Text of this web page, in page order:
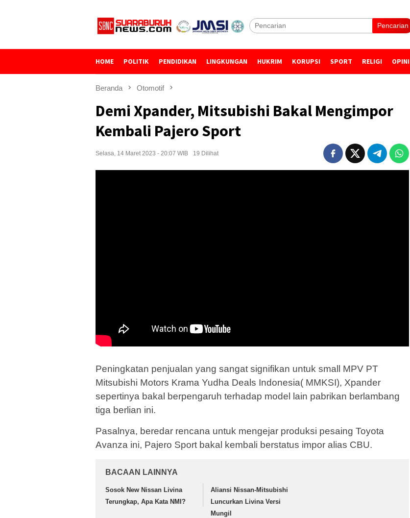
Pencarian
HOME POLITIK PENDIDIKAN LINGKUNGAN HUKRIM KORUPSI SPORT RELIGI OPINI
Beranda Otomotif
Demi Xpander, Mitsubishi Bakal Mengimpor
Kembali Pajero Sport
Selasa, 14 Maret 2023 - 20:07 WIB 19 Dilihat
Peningkatan penjualan yang sangat signifikan untuk small MPV PT
Mitsubishi Motors Krama Yudha Deals Indonesia( MMKSI), Xpander
sepertinya bakal berpengaruh terhadap model lain pabrikan berlambang
tiga berlian ini.
Pasalnya, beredar rencana untuk mengejar produksi pesaing Toyota
Avanza ini, Pajero Sport bakal kembali berstatus impor alias CBU.
BACAAN LAINNYA
Sosok New Nissan Livina
Terungkap, Apa Kata NMI?
Aliansi Nissan-Mitsubishi
Luncurkan Livina Versi
Mungil